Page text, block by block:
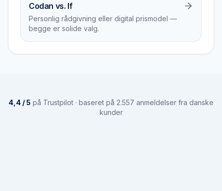
Codan vs. If
Personlig rådgivning eller digital prismodel —
begge er solide valg.
4,4 / 5 på Trustpilot · baseret på 2.557 anmeldelser fra danske
kunder